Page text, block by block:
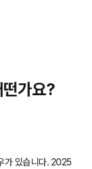
가요?
가 있습니다. 2025